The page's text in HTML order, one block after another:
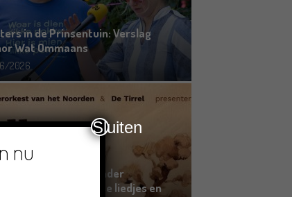
in de Prinsentuin: Verslag
Wat Ommaans
2026
voor bijzonder
met Groningse liedjes en
nu
Sluiten